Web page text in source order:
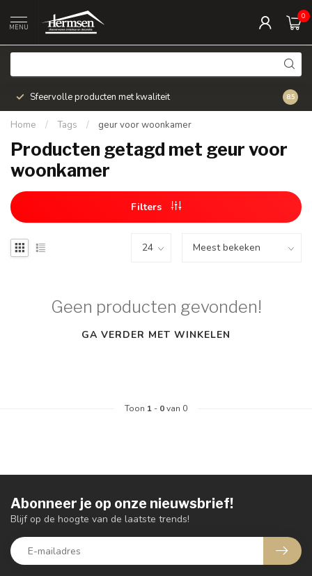
MENU
0
Sfeervolle producten met kwaliteit Snel
8.5
Home / Tags / geur voor woonkamer
Producten getagd met geur voor
woonkamer
Filters
Geen producten gevonden!
GA VERDER MET WINKELEN
Toon 1 - 0van 0
Abonneer je op onze nieuwsbrief!
Blijf op de hoogte van de laatste trends!